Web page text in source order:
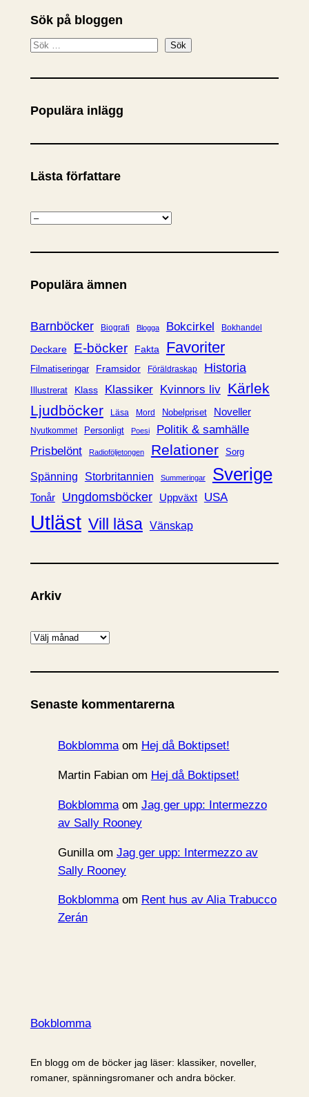
Sök på bloggen
S
k
Sök
Populära inlägg
Lästa författare
K
t
g
r
i
Populära ämnen
Barnböcker Biografi Blogga Bokcirkel Bokhandel
Deckare E-böcker Fakta Favoriter
Filmatiseringar Framsidor Föräldraskap Historia
Illustrerat Klass Klassiker Kvinnors liv Kärlek
Ljudböcker
Läsa Mord Nobelpriset Noveller
Nyutkommet Personligt Poesi
Politik & samhälle
Prisbelönt
Radioföljetongen Relationer Sorg
Spänning Storbritannien Summeringar Sverige
Tonår Ungdomsböcker Uppväxt USA
Utläst Vill läsa Vänskap
Arkiv
A
k
v
Senaste kommentarerna
Bokblommaom Hej då Boktipset!
Martin Fabianom Hej då Boktipset!
Bokblommaom Jag ger upp: Intermezzo
av Sally Rooney
Gunillaom Jag ger upp: Intermezzo av
Sally Rooney
Bokblommaom Rent hus av Alia Trabucco
Zerán
Bokblomma
En blogg om de böcker jag läser: klassiker, noveller,
romaner, spänningsromaner och andra böcker.